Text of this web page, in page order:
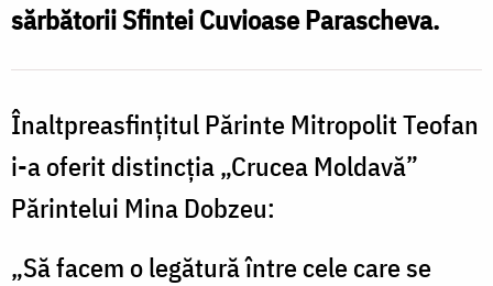
sărbătorii Sfintei Cuvioase Parascheva.
Înaltpreasfințitul Părinte Mitropolit Teofan
i-a oferit distincția „Crucea Moldavă”
Părintelui Mina Dobzeu:
„Să facem o legătură între cele care se